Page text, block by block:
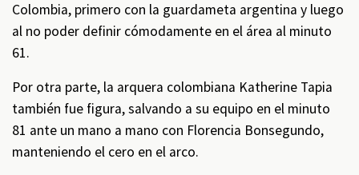
Colombia, primero con la guardameta argentina y luego
al no poder definir cómodamente en el área al minuto
61.
Por otra parte, la arquera colombiana Katherine Tapia
también fue figura, salvando a su equipo en el minuto
81 ante un mano a mano con Florencia Bonsegundo,
manteniendo el cero en el arco.